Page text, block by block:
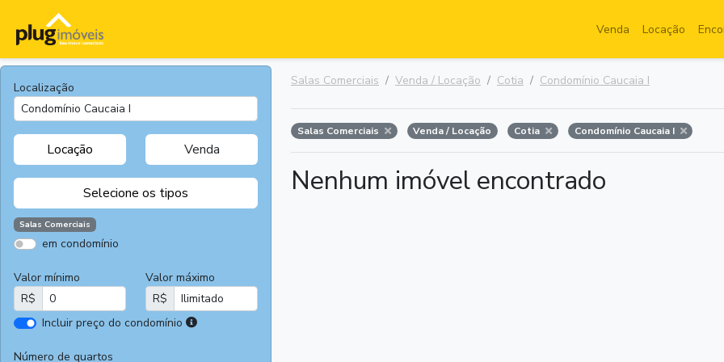
Venda Locação
Localização
Locação Venda
Selecione os tipos
Casas
Casas
Comerciais
Salas
Chácaras e
Salas Comerciais
em condomínio
Valor mínimo
R$
Valor máximo
R$
Incluir preço do condomínio
I
Número de quartos
Salas Comerciais Venda / Locação Cotia Condomínio Caucaia I
Salas Comerciais Venda / Locação Cotia Condomínio Caucaia I
Nenhum imóvel encontrado